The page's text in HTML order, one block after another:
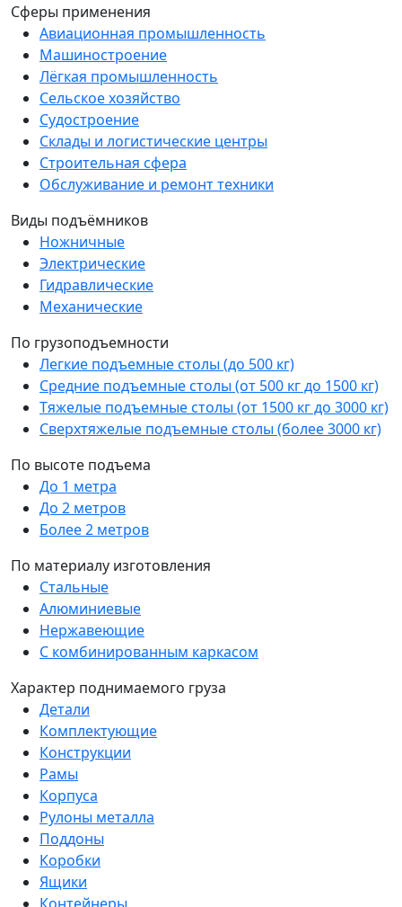
Сферы применения
Авиационная промышленность
Машиностроение
Лёгкая промышленность
Сельское хозяйство
Судостроение
Склады и логистические центры
Строительная сфера
Обслуживание и ремонт техники
Виды подъёмников
Ножничные
Электрические
Гидравлические
Механические
По грузоподъемности
Легкие подъемные столы (до 500 кг)
Средние подъемные столы (от 500 кг до 1500 кг)
Тяжелые подъемные столы (от 1500 кг до 3000 кг)
Сверхтяжелые подъемные столы (более 3000 кг)
По высоте подъема
До 1 метра
До 2 метров
Более 2 метров
По материалу изготовления
Стальные
Алюминиевые
Нержавеющие
С комбинированным каркасом
Характер поднимаемого груза
Детали
Комплектующие
Конструкции
Рамы
Корпуса
Рулоны металла
Поддоны
Коробки
Ящики